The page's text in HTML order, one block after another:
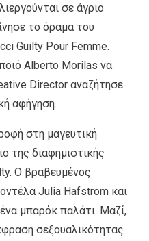
σε άγριο
το όραμα του
Guilty Pour Femme.
Alberto Morilas να
Director αναζήτησε
αφήγηση.
στη μαγευτική
της διαφημιστικής
Ο βραβευμένος
Julia Hafstrom και
μπαρόκ παλάτι. Μαζί,
σεξουαλικότητας